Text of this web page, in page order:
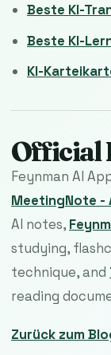
Beste KI-
Beste KI-
KI-
Official
Feynman AI
MeetingNote -
AI notes,
studying,
technique, and
reading
Zurück zum